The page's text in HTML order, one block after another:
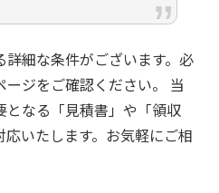
細な条件がございます。必
ジをご確認ください。 当
なる「見積書」や「領収
いたします。お気軽にご相